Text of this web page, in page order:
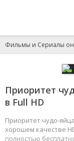
Фильмы и Сериалы
Приоритет
в Full HD
Приоритет чудо-
хорошем качестве
полностью